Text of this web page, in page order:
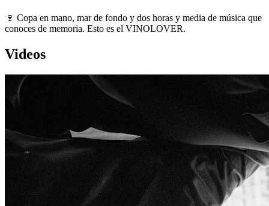
🍷 Copa en mano, mar de fondo y dos horas y media de música que
conoces de memoria. Esto es el VINOLOVER.
Videos